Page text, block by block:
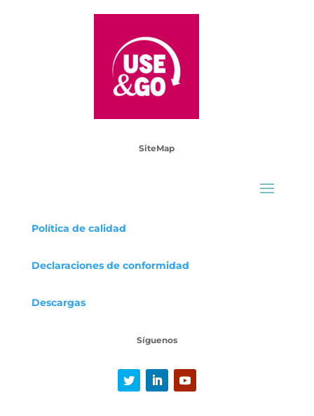
SiteMap
Política de calidad
Declaracionesde conformidad
Descargas
Síguenos